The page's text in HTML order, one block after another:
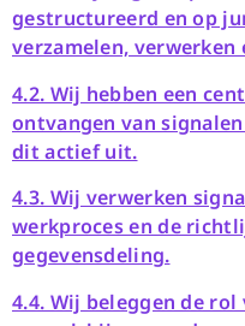
gestructureerd en op
verzamelen,
4.2. Wij hebben een
ontvangen van
dit actief uit.
4.3. Wij verwerken
werkproces en de
gegevensdeling.
4.4. Wij beleggen de